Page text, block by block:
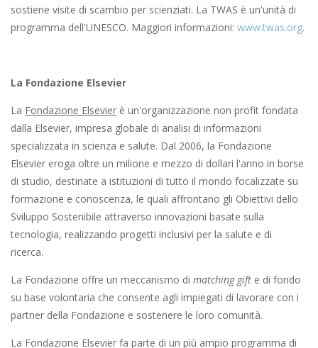
sostiene visite di scambio per scienziati. La TWAS è un'unità di
programma dell'UNESCO. Maggiori informazioni: www.twas.org.
La Fondazione Elsevier
La Fondazione Elsevier è un'organizzazione non profit fondata
dalla Elsevier, impresa globale di analisi di informazioni
specializzata in scienza e salute. Dal 2006, la Fondazione
Elsevier eroga oltre un milione e mezzo di dollari l'anno in borse
di studio, destinate a istituzioni di tutto il mondo focalizzate su
formazione e conoscenza, le quali affrontano gli Obiettivi dello
Sviluppo Sostenibile attraverso innovazioni basate sulla
tecnologia, realizzando progetti inclusivi per la salute e di
ricerca.
La Fondazione offre un meccanismo di matching gift e di fondo
su base volontaria che consente agli impiegati di lavorare con i
partner della Fondazione e sostenere le loro comunità.
La Fondazione Elsevier fa parte di un più ampio programma di